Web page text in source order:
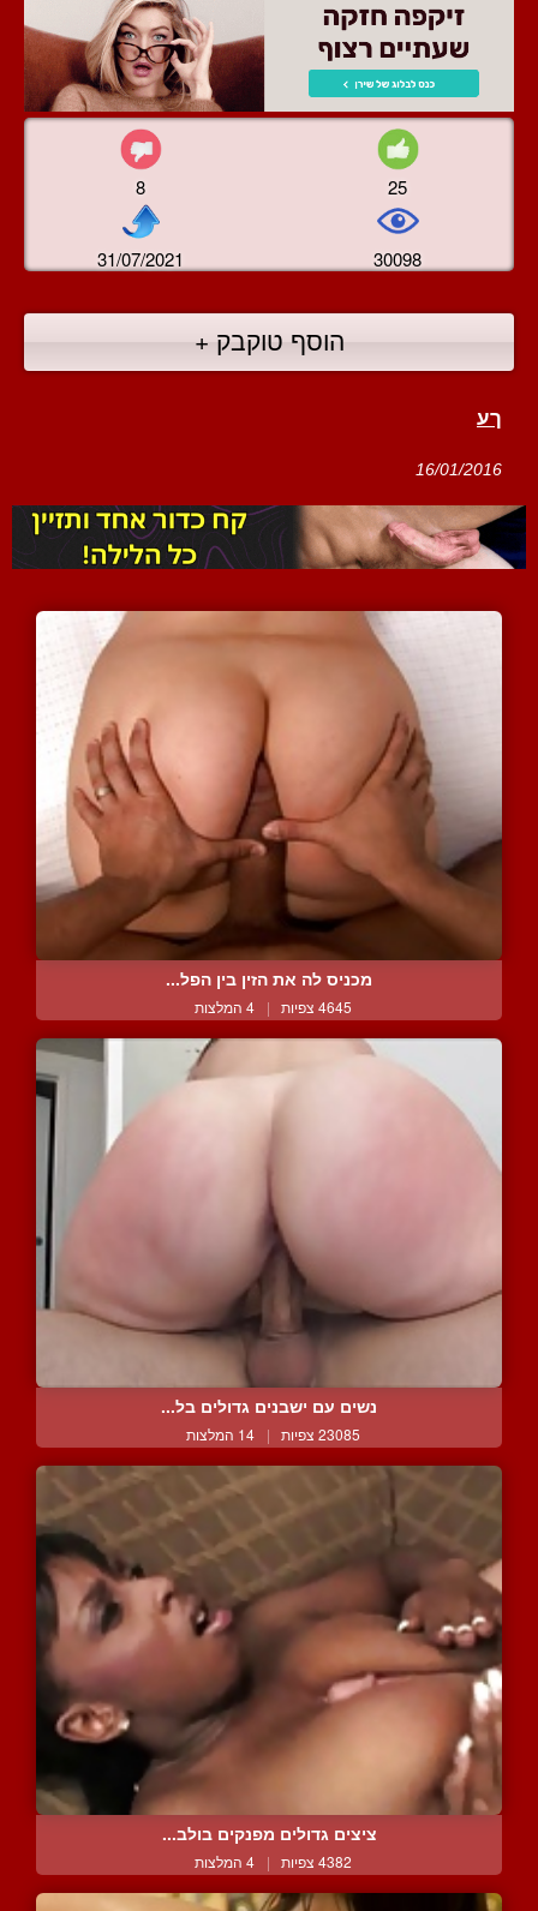
8 25
31/07/2021 30098
הוסף טוקבק +
ךע
16/01/2016
מכניס לה את הזין בין הפל...
4645 צפיות | 4 המלצות
נשים עם ישבנים גדולים בל...
23085 צפיות | 14 המלצות
ציצים גדולים מפנקים בולב...
4382 צפיות | 4 המלצות